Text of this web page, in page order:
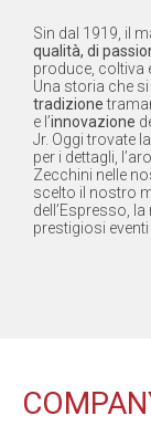
Sin dal 1919, il
qualità, di
produce, coltiva
Una storia che
tradizione
e l’innovazione
Jr. Oggi trovate
per i dettagli,
Zecchini nelle
scelto il nostro
dell’Espresso,
prestigiosi